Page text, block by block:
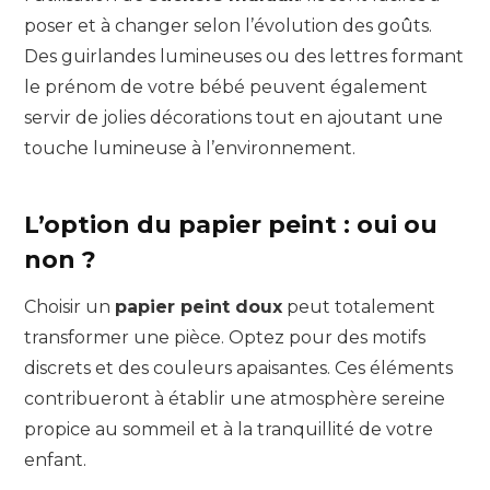
poser et à changer selon l’évolution des goûts.
Des guirlandes lumineuses ou des lettres formant
le prénom de votre bébé peuvent également
servir de jolies décorations tout en ajoutant une
touche lumineuse à l’environnement.
L’option du papier peint : oui ou
non ?
Choisir un papier peint doux peut totalement
transformer une pièce. Optez pour des motifs
discrets et des couleurs apaisantes. Ces éléments
contribueront à établir une atmosphère sereine
propice au sommeil et à la tranquillité de votre
enfant.